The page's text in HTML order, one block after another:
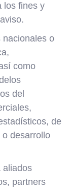
los fines y
nacionales o
como
del
de
desarrollo
aliados
partners